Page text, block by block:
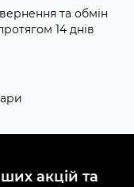
та обмін
14 днів
акцій та